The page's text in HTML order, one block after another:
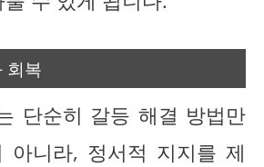
회복
단순히 갈등 해결 방법만
아니라, 정서적 지지를 제